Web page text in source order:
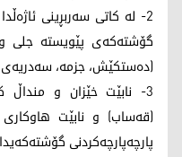
2- لە کاتی سەربڕینی
گۆشتەکەی پێویستە جلی
(دەستکێش، جزمە،
3- نابێت خێزان و منداڵ
(قەساب) و نابێت
پارچەپارچەکردنی